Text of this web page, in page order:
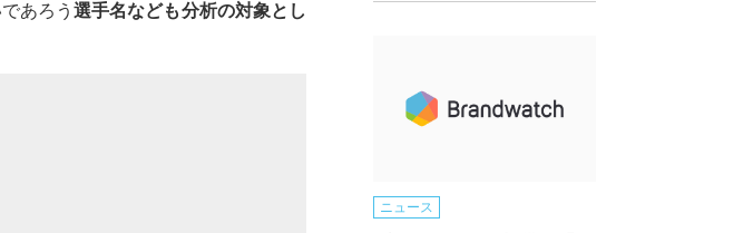
あろう選手名なども分析の対象とし
ニュース